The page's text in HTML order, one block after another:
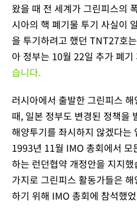
왔을 때 전 세계가 그린피스의
시아의 핵 폐기물 투기 사실이
을 투기하려고 했던 TNT27호
아 정부는 10월 22일 추가 폐
습니다.
러시아에서 출발한 그린피스
때, 일본 정부도 변경된 정책을
해양투기를 좌시하지 않겠다는
1993년 11월 IMO 총회에서 모
하는 런던협약 개정안을 지지
가지로 그린피스 활동가들은
하기 위해 IMO 총회에 참석했